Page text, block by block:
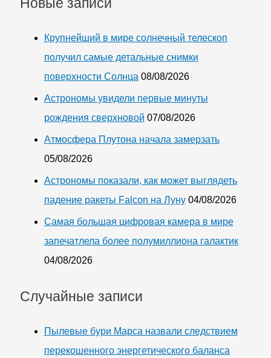
Крупнейший в мире солнечный телескоп
получил самые детальные снимки
поверхности Солнца 08/08/2026
Астрономы увидели первые минуты
рождения сверхновой 07/08/2026
Атмосфера Плутона начала замерзать
05/08/2026
Астрономы показали, как может выглядеть
падение ракеты Falcon на Луну 04/08/2026
Самая большая цифровая камера в мире
запечатлела более полумиллиона галактик
04/08/2026
Случайные записи
Пылевые бури Марса назвали следствием
перекошенного энергетического баланса